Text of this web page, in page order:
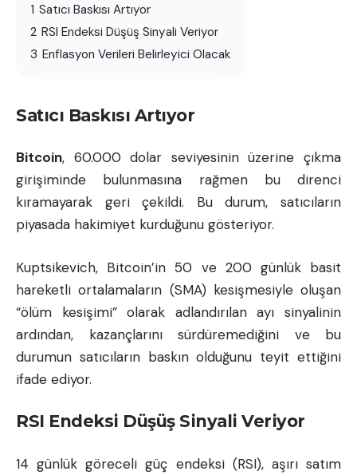
1 Satıcı Baskısı Artıyor
2 RSI Endeksi Düşüş Sinyali Veriyor
3 Enflasyon Verileri Belirleyici Olacak
Satıcı Baskısı Artıyor
Bitcoin, 60.000 dolar seviyesinin üzerine çıkma
girişiminde bulunmasına rağmen bu direnci
kıramayarak geri çekildi. Bu durum, satıcıların
piyasada hakimiyet kurduğunu gösteriyor.
Kuptsikevich, Bitcoin’in 50 ve 200 günlük basit
hareketli ortalamaların (SMA) kesişmesiyle oluşan
“ölüm kesişimi” olarak adlandırılan ayı sinyalinin
ardından, kazançlarını sürdüremediğini ve bu
durumun satıcıların baskın olduğunu teyit ettiğini
ifade ediyor.
RSI Endeksi Düşüş Sinyali Veriyor
14 günlük göreceli güç endeksi (RSI), aşırı satım